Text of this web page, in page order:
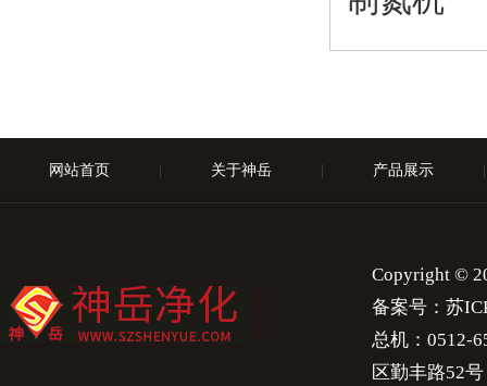
网站首页 关于神岳 产品展示
Copyright ©
备案号： 苏
总机：0512-
区勤丰路52号